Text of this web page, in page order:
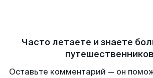
Часто летаете и знаете
Оставьте комментарий — он